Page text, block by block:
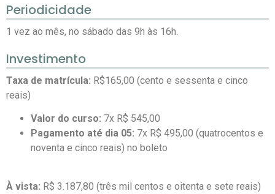
Periodicidade
1 vez ao mês, no sábado das 9h às 16h.
Investimento
Taxa de matrícula: R$165,00 (cento e sessenta e cinco
reais)
Valor do curso: 7x R$ 545,00
Pagamento até dia 05: 7x R$ 495,00 (quatrocentos e
noventa e cinco reais) no boleto
À vista: R$ 3.187,80 (três mil centos e oitenta e sete reais)